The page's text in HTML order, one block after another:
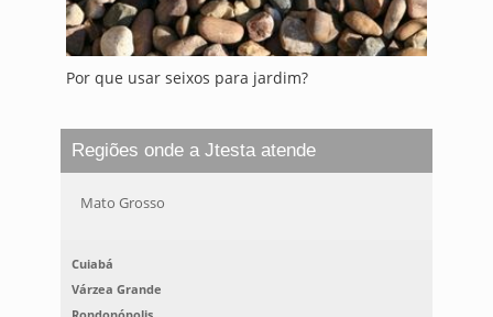
Por que usar seixos para jardim?
Regiões onde a Jtesta atende
Mato Grosso
Cuiabá
Várzea Grande